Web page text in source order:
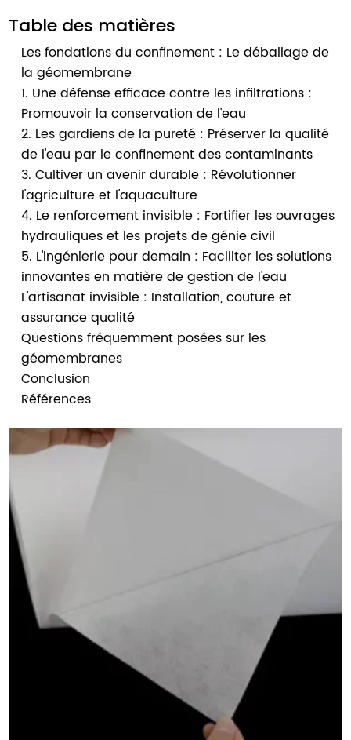
Table des matières
Les fondations du confinement : Le déballage de
la géomembrane
1. Une défense efficace contre les infiltrations :
Promouvoir la conservation de l'eau
2. Les gardiens de la pureté : Préserver la qualité
de l'eau par le confinement des contaminants
3. Cultiver un avenir durable : Révolutionner
l'agriculture et l'aquaculture
4. Le renforcement invisible : Fortifier les ouvrages
hydrauliques et les projets de génie civil
5. L'ingénierie pour demain : Faciliter les solutions
innovantes en matière de gestion de l'eau
L'artisanat invisible : Installation, couture et
assurance qualité
Questions fréquemment posées sur les
géomembranes
Conclusion
Références